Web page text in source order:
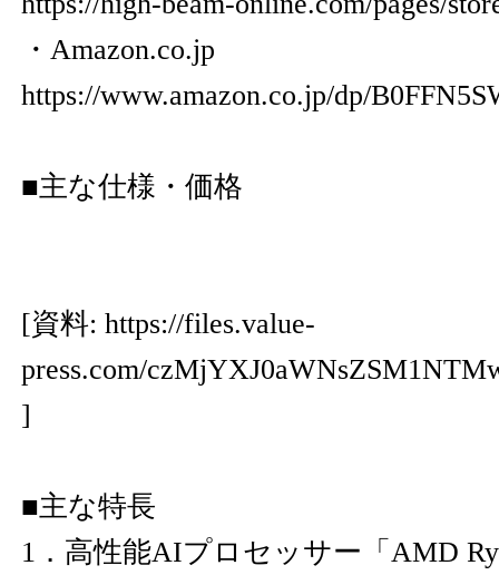
・Amazon.co.jp
https://www.amazon.co.jp/dp/
■主な仕様・価格
[資料: https://files.value-
press.com/
]
■︎主な特長
1．高性能AIプロセッサー「AMD